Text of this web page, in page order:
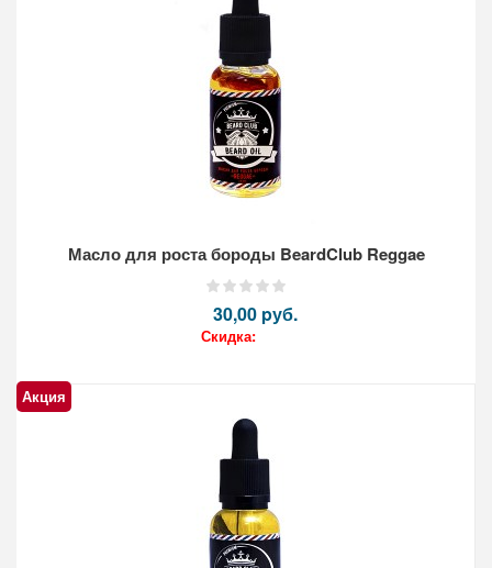
Масло для роста бороды BeardClub Reggae
30,00 pуб.
Скидка:
Акция